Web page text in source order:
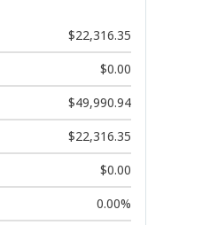
$22,316.35
$0.00
$49,990.94
$22,316.35
$0.00
0.00%